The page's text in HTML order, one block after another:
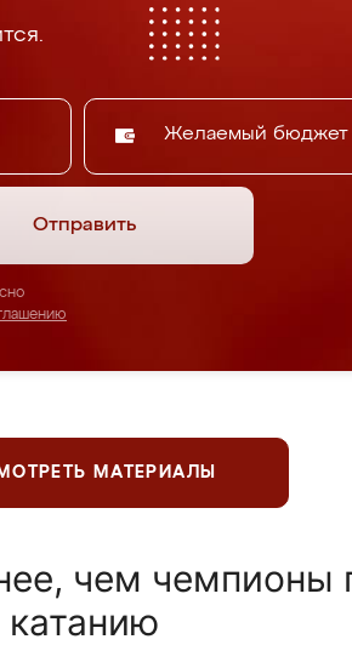
Желаемый бюджет
Отправить
МАТЕРИАЛЫ
чем чемпионы
катанию